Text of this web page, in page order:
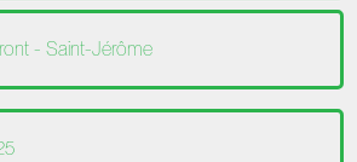
- Saint-Jérôme